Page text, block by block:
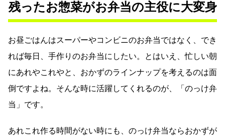
残ったお惣菜がお弁当の主役に大変身
お昼ごはんはスーパーやコンビニのお弁当ではなく、でき
れば毎日、手作りのお弁当にしたい。とはいえ、忙しい朝
にあれやこれやと、おかずのラインナップを考えるのは面
倒ですよね。そんな時に活躍してくれるのが、「のっけ弁
当」です。
あれこれ作る時間がない時にも、のっけ弁当ならおかずが